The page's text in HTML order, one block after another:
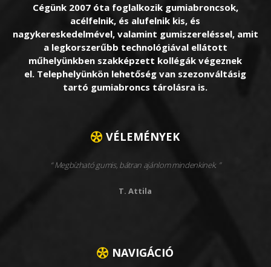
Cégünk 2007 óta foglalkozik gumiabroncsok,
acélfelnik, és alufelnik kis, és
nagykereskedelmével, valamint gumiszereléssel, amit
a legkorszerűbb technológiával ellátott
műhelyünkben szakképzett kollégák végeznek
el. Telephelyünkön lehetőség van szezonváltásig
tartó gumiabroncs tárolásra is.
VÉLEMÉNYEK
Megbízható gumis, bátran ajánlom mindenkinek.
T. Attila
NAVIGÁCIÓ